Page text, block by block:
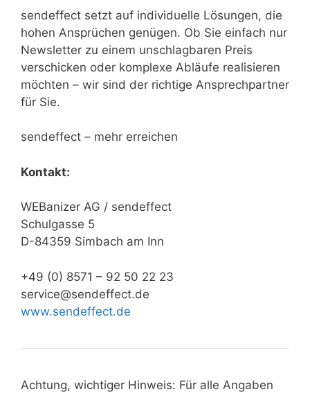
sendeffect setzt auf individuelle Lösungen, die
hohen Ansprüchen genügen. Ob Sie einfach nur
Newsletter zu einem unschlagbaren Preis
verschicken oder komplexe Abläufe realisieren
möchten – wir sind der richtige Ansprechpartner
für Sie.
sendeffect – mehr erreichen
Kontakt:
WEBanizer AG / sendeffect
Schulgasse 5
D-84359 Simbach am Inn
+49 (0) 8571 – 92 50 22 23
service@sendeffect.de
www.sendeffect.de
Achtung, wichtiger Hinweis: Für alle Angaben